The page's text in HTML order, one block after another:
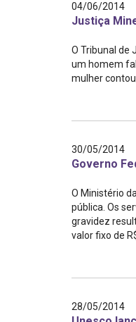
04/06/2014
Justiça
O Tribunal de
um homem
mulher
30/05/2014
Governo
O Ministério
pública. Os
gravidez
valor fixo de
28/05/2014